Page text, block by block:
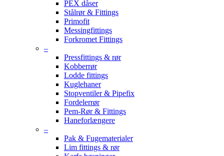
PEX dåser
Stålrør & Fittings
Primofit
Messingfittings
Forkromet Fittings
–
Pressfittings & rør
Kobberrør
Lodde fittings
Kuglehaner
Stopventiler & Pipefix
Fordelerrør
Pem-Rør & Fittings
Haneforlængere
–
Pak & Fugematerialer
Lim fittings & rør